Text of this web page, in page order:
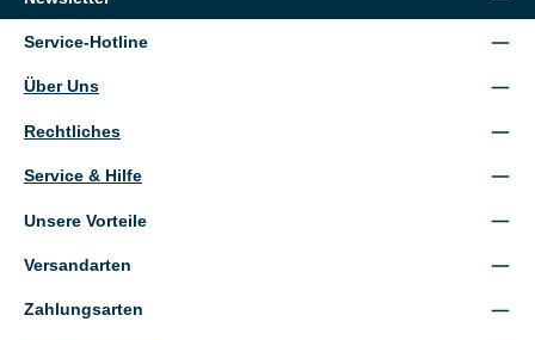
Service-Hotline
Über Uns
Rechtliches
Service & Hilfe
Unsere Vorteile
Versandarten
Zahlungsarten